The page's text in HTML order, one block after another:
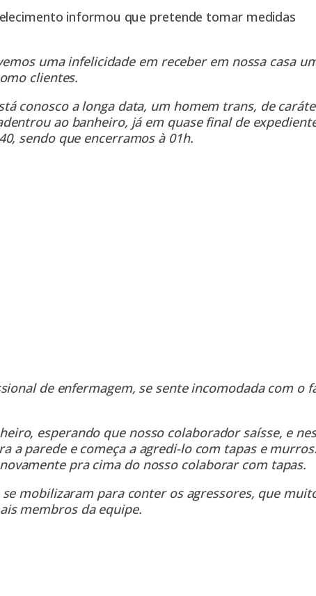
informou que pretende tomar medidas
uma infelicidade em receber em nossa casa
clientes.
conosco a longa data, um homem trans, de
ao banheiro, já em quase final de
sendo que encerramos à 01h.
de enfermagem, se sente incomodada com o
esperando que nosso colaborador saísse, e
a parede e começa a agredi-lo com tapas e murros.
pra cima do nosso colaborar com tapas.
mobilizaram para conter os agressores, que
membros da equipe.